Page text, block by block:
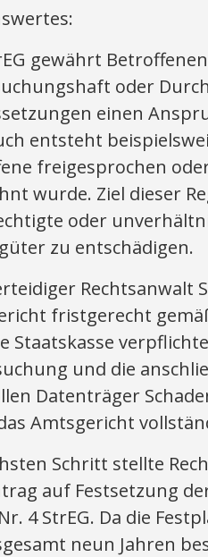
gewährt
oder
einen
entsteht
freigesprochen
wurde. Ziel dieser
oder
zu entschädigen.
Rechtsanwalt
fristgerecht
Staatskasse
und die
Datenträger
Amtsgericht
Schritt stellte
auf Festsetzung
4 StrEG. Da die
neun Jahren